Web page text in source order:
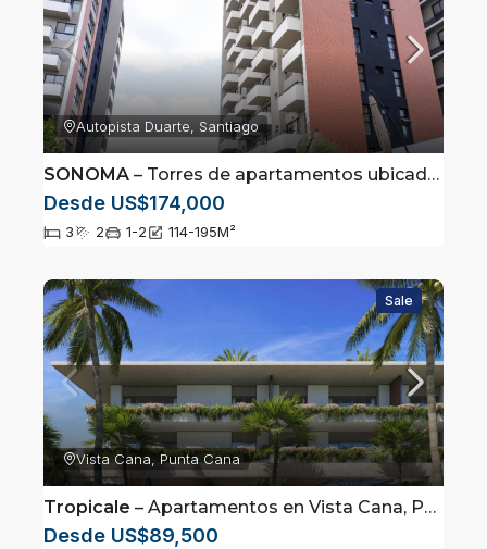
Autopista Duarte, Santiago
SONOMA – Torres de apartamentos ubicados en Santiago
Desde US$174,000
3 2 1-2 114-195M²
Sale
Vista Cana, Punta Cana
Tropicale – Apartamentos en Vista Cana, Punta Cana
Desde US$89,500